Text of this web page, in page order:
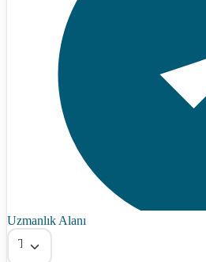
Uzmanlık Alanı
Tümü